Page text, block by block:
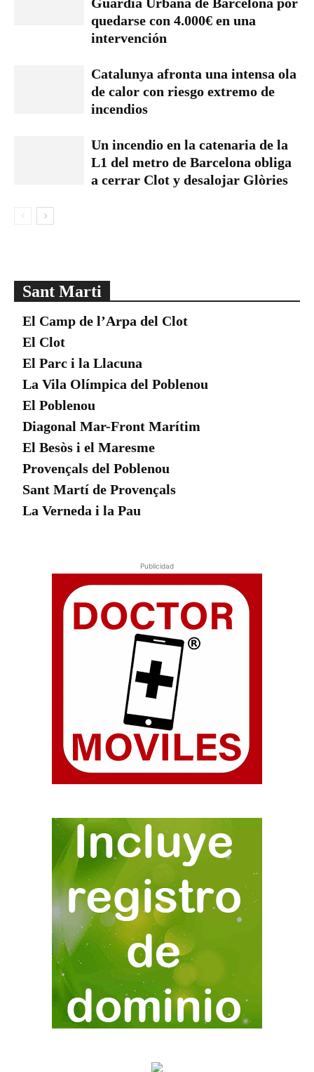
quedarse con 4.000€ en una
intervención
Catalunya afronta una intensa ola
de calor con riesgo extremo de
incendios
Un incendio en la catenaria de la
L1 del metro de Barcelona obliga
a cerrar Clot y desalojar Glòries
Sant Marti
El Camp de l’Arpa del Clot
El Clot
El Parc i la Llacuna
La Vila Olímpica del Poblenou
El Poblenou
Diagonal Mar-Front Marítim
El Besòs i el Maresme
Provençals del Poblenou
Sant Martí de Provençals
La Verneda i la Pau
Publicidad